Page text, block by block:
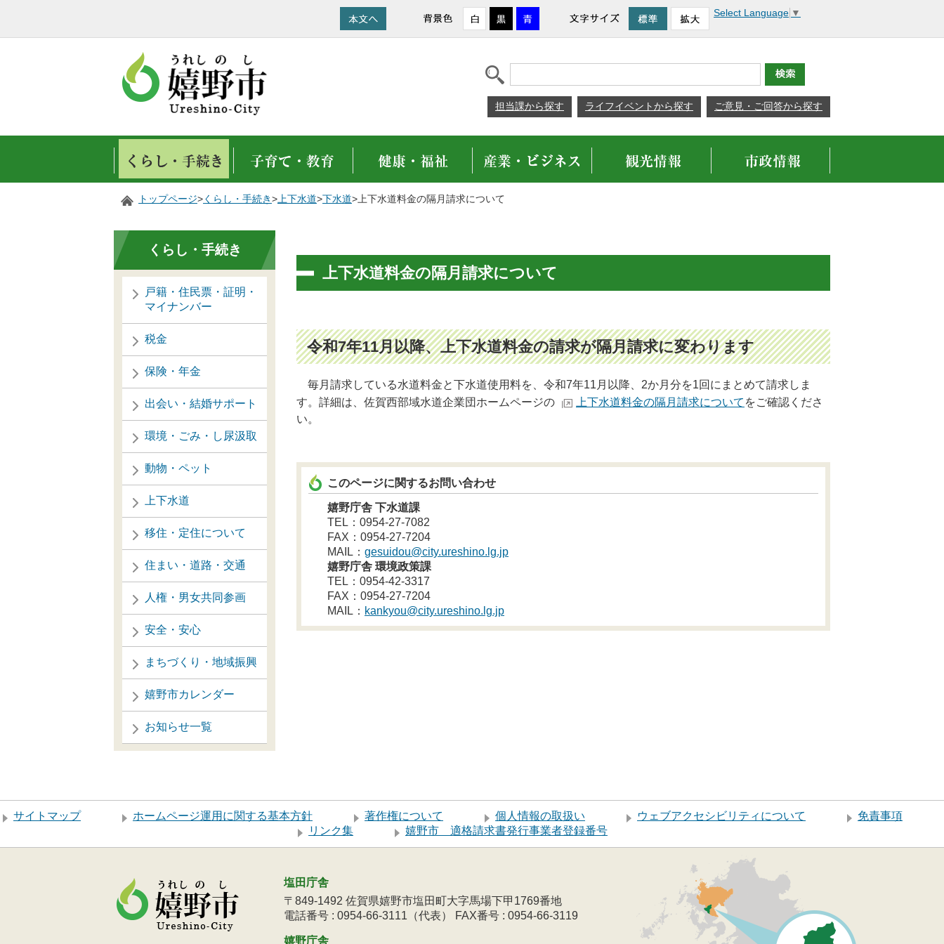
Select Language ▼
担当課から探す ライフイベントから探す ご意見・ご回答から探す
トップページ> くらし・手続き >上下水道>下水道>上下水道料金の隔月請求について
くらし・手続き
戸籍・住民票・証明・
マイナンバー
税金
保険・年金
出会い・結婚サポート
環境・ごみ・し尿汲取
動物・ペット
上下水道
移住・定住について
住まい・道路・交通
人権・男女共同参画
安全・安心
まちづくり・地域振興
嬉野市カレンダー
お知らせ一覧
上下水道料金の隔月請求について
令和7年11月以降、上下水道料金の請求が隔月請求に変わります
毎月請求している水道料金と下水道使用料を、 令和7年11月以降、2か月分を1回にまとめて請求しま
す。 詳細は、佐賀西部域水道企業団ホームページの 上下水道料金の隔月請求について をご確認くださ
い。
このページに関するお問い合わせ
嬉野庁舎 下水道課
TEL：0954-27-7082
FAX：0954-27-7204
MAIL： gesuidou@city.ureshino.lg.jp
嬉野庁舎 環境政策課
TEL：0954-42-3317
FAX：0954-27-7204
MAIL： kankyou@city.ureshino.lg.jp
サイトマップ ホームページ運用に関する基本方針 著作権について 個人情報の取扱い ウェブアクセシビリティについて
免責事項
リンク集
嬉野市 適格請求書発行事業者登録番号
塩田庁舎
〒849-1492 佐賀県嬉野市塩田町大字馬場下甲1769番地
電話番号 : 0954-66-3111（代表） FAX番号 : 0954-66-3119
嬉野庁舎